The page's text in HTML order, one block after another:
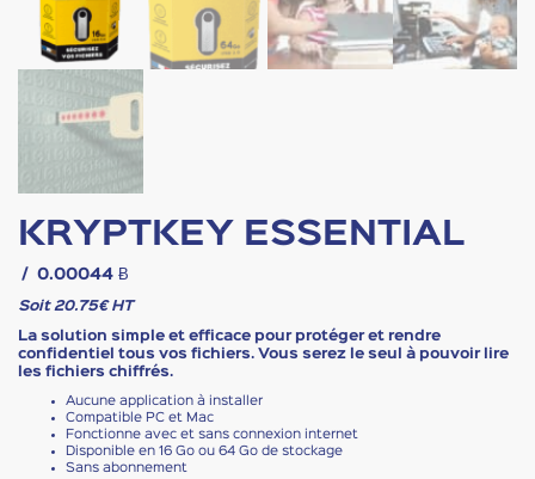
KRYPTKEY ESSENTIAL
/ 0.00044 Ƀ
Soit 20.75€ HT
La solution simple et efficace pour protéger et rendre
confidentiel tous vos fichiers. Vous serez le seul à pouvoir lire
les fichiers chiffrés.
Aucune application à installer
Compatible PC et Mac
Fonctionne avec et sans connexion internet
Disponible en 16 Go ou 64 Go de stockage
Sans abonnement